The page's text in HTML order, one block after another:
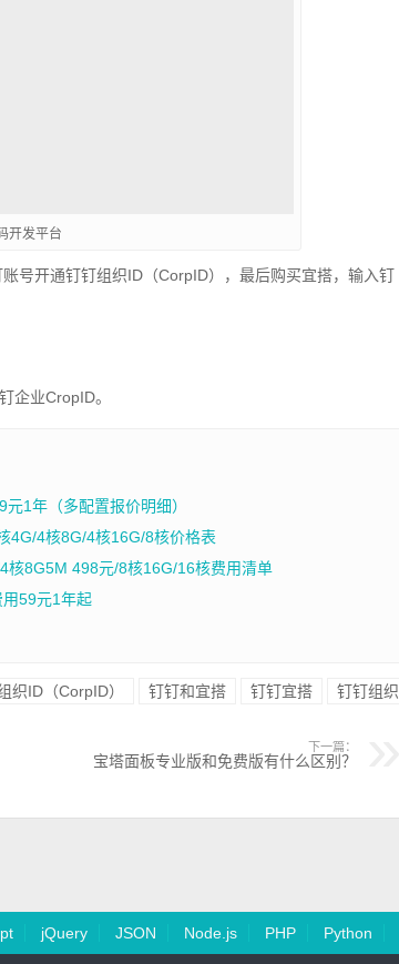
开发平台
号开通钉钉组织ID（CorpID），最后购买宜搭，输入钉
企业CropID。
1年（多配置报价明细）
4G/4核8G/4核16G/8核价格表
核8G5M 498元/8核16G/16核费用清单
59元1年起
织ID（CorpID） 钉钉和宜搭 钉钉宜搭
钉钉组织
下一篇：
宝塔面板专业版和免费版有什么区别？
jQuery JSON Node.js PHP Python